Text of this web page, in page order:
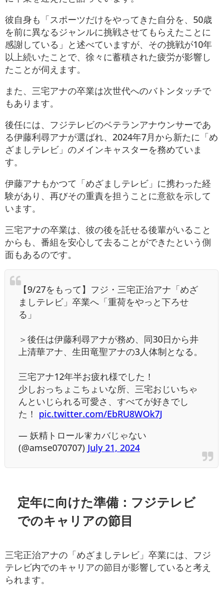
彼自身も「スポーツだけをやってきた自分を、50歳
を前に異なるジャンルに挑戦させてもらえたことに
感謝している」と述べていますが、その挑戦が10年
以上続いたことで、徐々に蓄積された疲労が影響し
たことが伺えます。
また、三宅アナの卒業は次世代へのバトンタッチで
もあります。
後任には、フジテレビのベテランアナウンサーであ
る伊藤利尋アナが選ばれ、2024年7月から新たに「め
ざましテレビ」のメインキャスターを務めていま
す。
伊藤アナもかつて「めざましテレビ」に携わった経
験があり、再びその重責を担うことに意欲を示して
います。
三宅アナの卒業は、彼の後を託せる後輩がいること
からも、番組を安心して去ることができたという側
面もあるのです。
【9/27をもって】フジ・三宅正治アナ「めざ
ましテレビ」卒業へ「重荷をやっと下ろせ
る」
＞後任は伊藤利尋アナが務め、同30日から井
上清華アナ、生田竜聖アナの3人体制となる。
三宅アナ12年半お疲れ様でした！
少しおっちょこちょいな所、三宅おじいちゃ
んといじられる可愛さ、すべてが好きでし
た！ pic.twitter.com/EbRU8WOk7J
— 妖精トロール🧚カバじゃない
(@amse070707) July 21, 2024
定年に向けた準備：フジテレビ
でのキャリアの節目
三宅正治アナの「めざましテレビ」卒業には、フジ
テレビ内でのキャリアの節目が影響していると考え
られます。